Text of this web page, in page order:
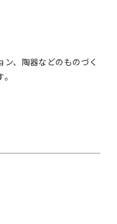
ン、陶器などのものづく